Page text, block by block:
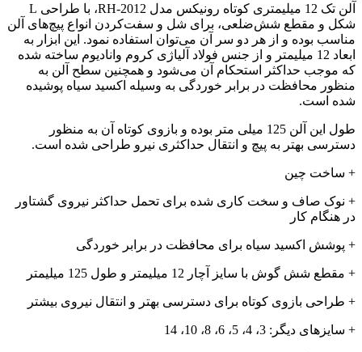
آلن تک 12 میلیمتری کوتاه رونیکس مدل RH-2012، با طراحی L
شکل و مقطع شش‌ضلعی، برای شل و سفت‌کردن انواع پیچ‌های آلن
مناسب بوده و از هر دو سر آن می‌توان استفاده نمود. این ابزار به
ابعاد 12 میلیمتر و از جنس فولاد آلیاژی کروم وانادیوم ساخته شده
که موجب حداکثر استحکام آن می‌شود و همچنین سطح آلن به
منظور محافظت در برابر خوردگی به وسیله اکسید سیاه پوشیده
شده است.
طول این آلن 125 میلی متر بوده و بازوی کوتاه آن به منظور
دسترسی بهتر به پیچ و انتقال حداکثری نیرو طراحی شده است.
+ ساخت چین
+ نوک صاف و سخت کاری شده برای تحمل حداکثر نیروی گشتاور
در هنگام کار
+ پوشش اکسید سیاه برای محافظت در برابر خوردگی
+ مقطع شش گوش با سایز آچار 12 میلیمتر و طول 125 میلیمتر
+ طراحی بازوی کوتاه برای دسترسی بهتر و انتقال نیروی بیشتر
+ سایزهای دیگر: 3، 4، 5، 6، 8، 10، 14